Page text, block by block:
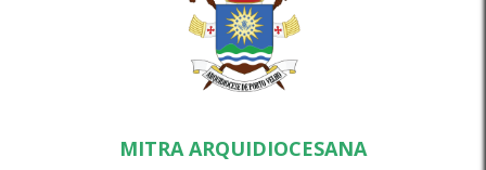
MITRA ARQUIDIOCESANA